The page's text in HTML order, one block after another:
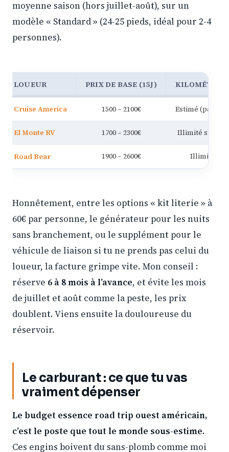
moyenne saison (hors juillet-août), sur un
modèle « Standard » (24-25 pieds, idéal pour 2-4
personnes).
LOUEUR PRIX DE BASE (15J)
Cruise America 1500 – 2100€ Estimé (payant
El Monte RV 1700 – 2300€ Illimité sur la
Road Bear 1900 – 2600€ Illimité
Honnêtement, entre les options « kit literie » à
60€ par personne, le générateur pour les nuits
sans branchement, ou le supplément pour le
véhicule de liaison si tu ne prends pas celui du
loueur, la facture grimpe vite. Mon conseil :
réserve 6 à 8 mois à l’avance, et évite les mois
de juillet et août comme la peste, les prix
doublent. Viens ensuite la douloureuse du
réservoir.
Le carburant : ce que tu vas
vraiment dépenser
Le budget essence road trip ouest américain,
c’est le poste que tout le monde sous-estime.
Ces engins boivent du sans-plomb comme moi